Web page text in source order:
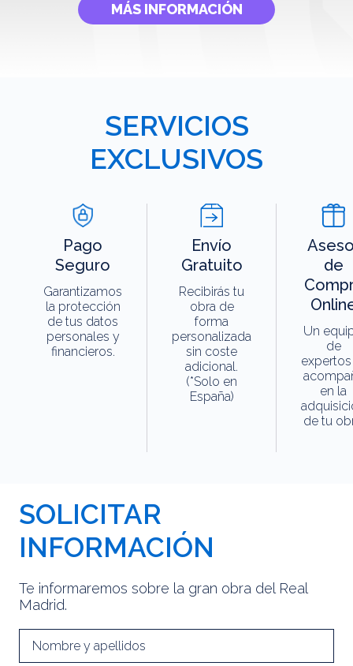
MÁS INFORMACIÓN
SERVICIOS
EXCLUSIVOS
Pago
Seguro
Garantizamos
la protección
de tus datos
personales y
financieros.
Envío
Gratuito
Recibirás tu
obra de
forma
personalizada
sin coste
adicional.
(*Solo en
España)
de
Un
de
en la
de tu
SOLICITAR
INFORMACIÓN
Te informaremos sobre la gran obra del Real
Madrid.